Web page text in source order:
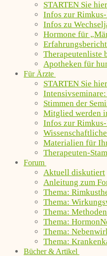
STARTEN Sie hier
Infos zur
Infos zu
Hormone für
Therapeutenliste
Apotheken für
Für Ärzte
STARTEN Sie hier
Stimmen der
Mitglied werden
Infos zur
Materialien für
Therapeuten-
Forum
Aktuell diskutiert
Anleitung zum
Thema:
Thema:
Thema:
Thema:
Thema:
Thema:
Bücher & Artikel